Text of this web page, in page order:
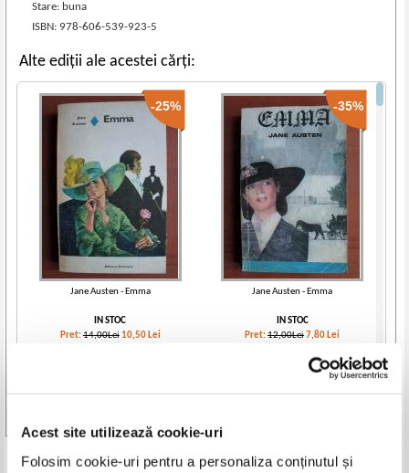
Acest site utilizează cookie-uri
Folosim cookie-uri pentru a personaliza conținutul și
Stare: buna
ISBN: 978-606-539-923-5
Alte ediții ale acestei cărți:
-25%
Jane Austen - Emma
IN STOC
Pret:14,00Lei 10,50 Lei
-35%
Jane Austen - Emma
IN STOC
Pret:12,00Lei 7,80 Lei
Adaugă în coș
Produse din aceeasi categorie